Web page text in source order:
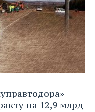
на 12,9 млрд